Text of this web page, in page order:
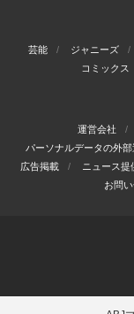
芸能 ジャニーズ
コミックス
運営会社
パーソナルデータの外
広告掲載
ニュース提
お問